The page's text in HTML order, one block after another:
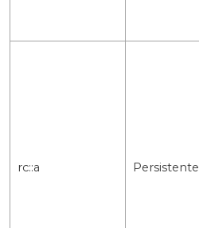
rc::a Persistente